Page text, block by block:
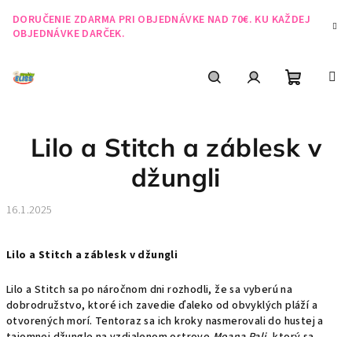
obsah
DORUČENIE ZDARMA PRI OBJEDNÁVKE NAD 70€. KU KAŽDEJ
OBJEDNÁVKE DARČEK.
košík
Lilo a Stitch a záblesk v
džungli
16.1.2025
Lilo a Stitch a záblesk v džungli
Lilo a Stitch sa po náročnom dni rozhodli, že sa vyberú na
dobrodružstvo, ktoré ich zavedie ďaleko od obvyklých pláží a
otvorených morí. Tentoraz sa ich kroky nasmerovali do hustej a